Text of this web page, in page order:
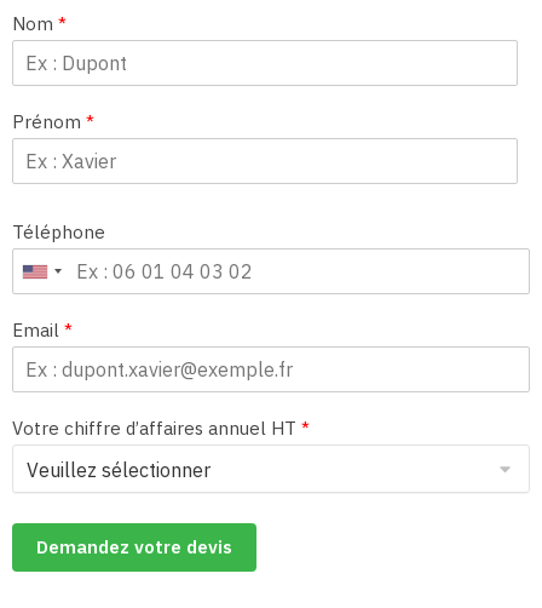
Nom *
Prénom *
Téléphone
Email *
Votre chiffre d’affaires annuel HT *
Demandez votre devis